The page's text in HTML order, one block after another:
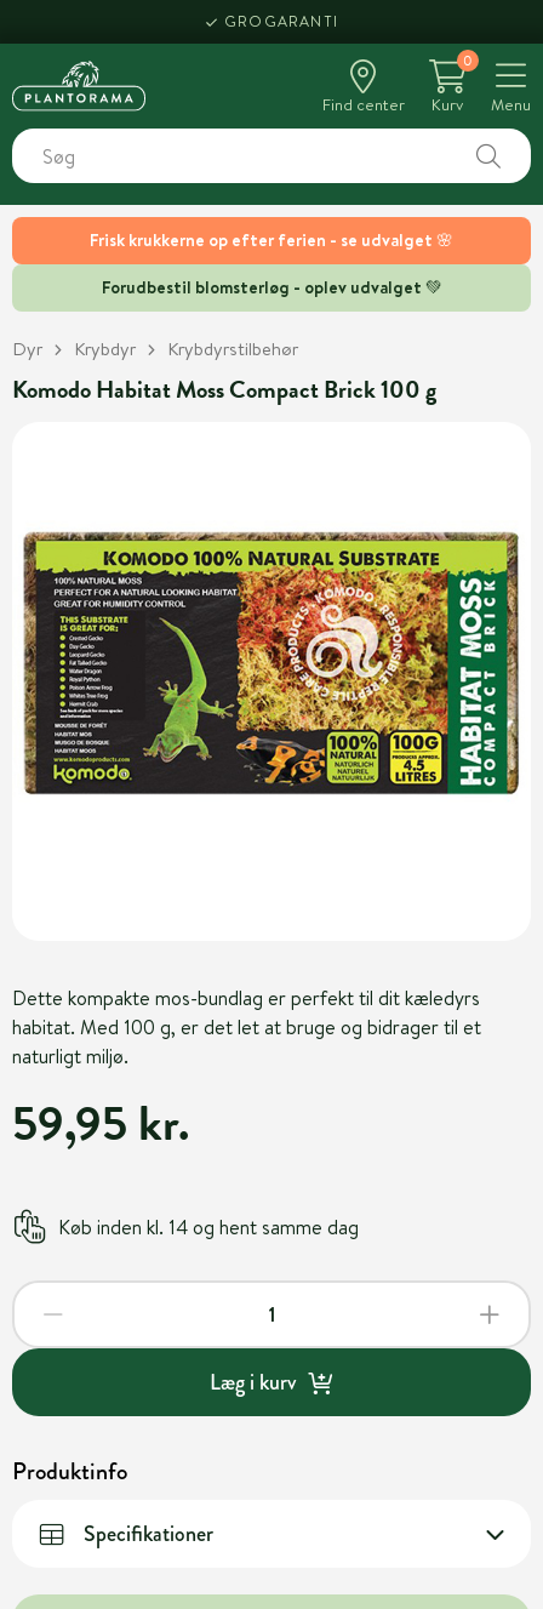
Frisk krukkerne op efter ferien - se udvalget 🌸
Forudbestil blomsterløg - oplev udvalget 💚
GROGARANTI
Find center
0
Kurv
Menu
Dyr Krybdyr Krybdyrstilbehør
Komodo Habitat Moss Compact Brick 100 g
Dette kompakte mos-bundlag er perfekt til dit kæledyrs
habitat. Med 100 g, er det let at bruge og bidrager til et
naturligt miljø.
59,95 kr.
Køb inden kl. 14 og hent samme dag
Læg i kurv
Produktinfo
Specifikationer